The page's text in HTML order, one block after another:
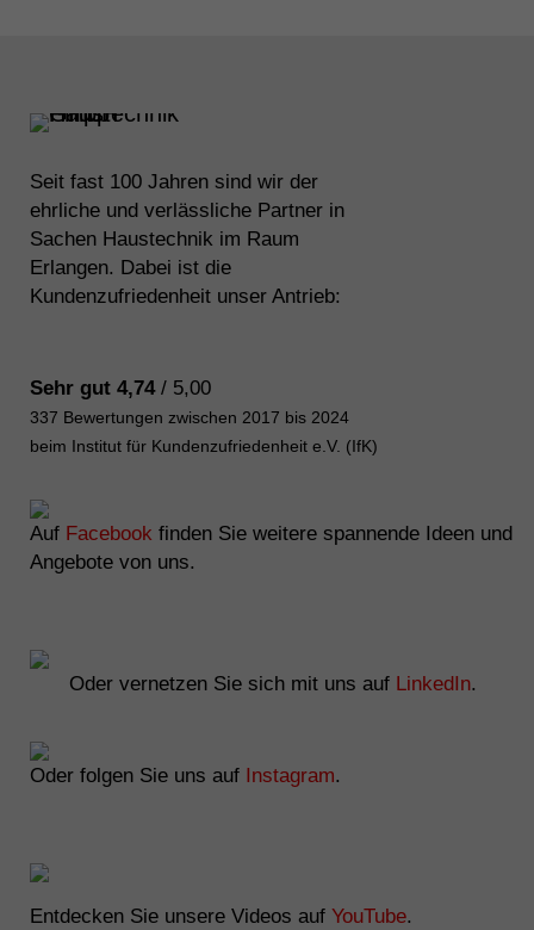
Seit fast 100 Jahren sind wir der
ehrliche und verlässliche Partner in
Sachen Haustechnik im Raum
Erlangen. Dabei ist die
Kundenzufriedenheit unser Antrieb:
Sehr gut 4,74/ 5,00
337 Bewertungen zwischen 2017 bis 2024
beim Institut für Kundenzufriedenheit e.V. (IfK)
Auf Facebook finden Sie weitere spannende Ideen und
Angebote von uns.
Oder vernetzen Sie sich mit uns auf LinkedIn.
Oder folgen Sie uns auf Instagram.
Entdecken Sie unsere Videos auf YouTube.